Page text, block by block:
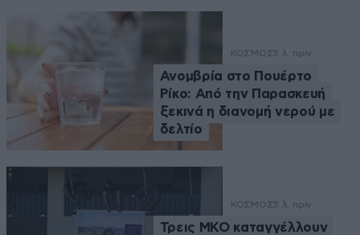
ΚΟΣΜΟΣ5 λ. πριν
Ανομβρία στο Πουέρτο
Ρίκο: Από την Παρασκευή
ξεκινά η διανομή νερού με
δελτίο
ΚΟΣΜΟΣ5 λ. πριν
Τρεις ΜΚΟ καταγγέλλουν